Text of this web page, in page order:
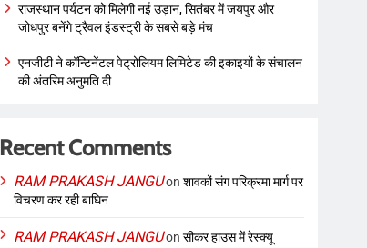
राजस्थान पर्यटन को मिलेगी नई उड़ान, सितंबर में जयपुर और
जोधपुर बनेंगे ट्रैवल इंडस्ट्री के सबसे बड़े मंच
एनजीटी ने कॉन्टिनेंटल पेट्रोलियम लिमिटेड की इकाइयों के संचालन
की अंतरिम अनुमति दी
Recent Comments
RAM PRAKASH JANGUonशावकों संग परिक्रमा मार्ग पर
विचरण कर रही बाघिन
RAM PRAKASH JANGUonसीकर हाउस में रेस्क्यू